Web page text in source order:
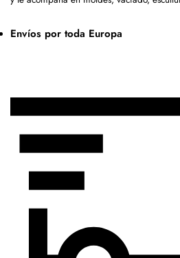
Envíos por toda Europa